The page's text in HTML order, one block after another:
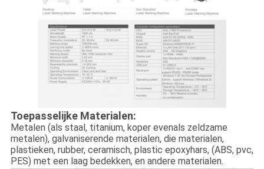
Toepasselijke Materialen:
Metalen (als staal, titanium, koper evenals zeldzame
metalen), galvaniserende materialen, die materialen,
plastieken, rubber, ceramisch, plastic epoxyhars, (ABS, pvc,
PES) met een laag bedekken, en andere materialen.